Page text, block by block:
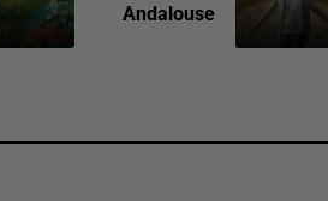
Andalouse